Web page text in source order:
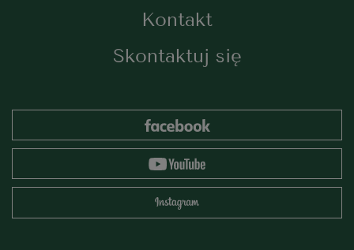
Kontakt
Skontaktuj się